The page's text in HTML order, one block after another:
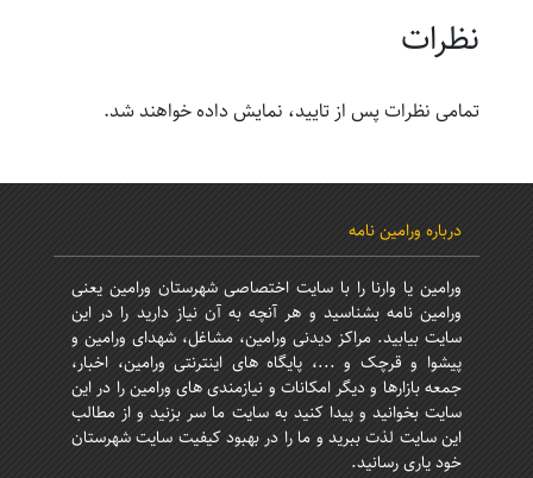
نظرات
تمامی نظرات پس از تایید، نمایش داده خواهند شد.
درباره ورامین نامه
ورامین یا وارنا را با سایت اختصاصی شهرستان ورامین یعنی
ورامین نامه بشناسید و هر آنچه به آن نیاز دارید را در این
سایت بیابید. مراکز دیدنی ورامین، مشاغل، شهدای ورامین و
پیشوا و قرچک و ...، پایگاه های اینترنتی ورامین، اخبار،
جمعه بازارها و دیگر امکانات و نیازمندی های ورامین را در این
سایت بخوانید و پیدا کنید به سایت ما سر بزنید و از مطالب
این سایت لذت ببرید و ما را در بهبود کیفیت سایت شهرستان
خود یاری رسانید.